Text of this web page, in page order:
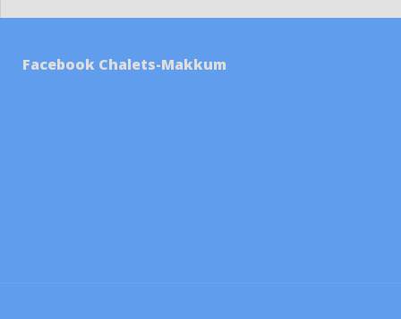
Facebook Chalets-Makkum